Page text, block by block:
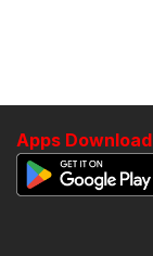
Apps Download